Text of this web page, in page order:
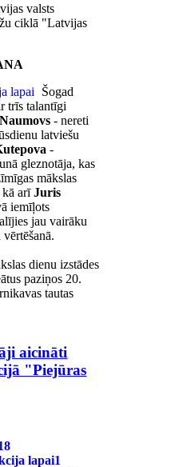
valsts
ciklā "Latvijas
Šogad
trīs talantīgi
- nereti
latviešu
-
gleznotāja, kas
mākslas
kā arīJuris
iemīļots
jau vairāku
dienu izstādes
paziņos 20.
tautas
aicināti
"Piejūras